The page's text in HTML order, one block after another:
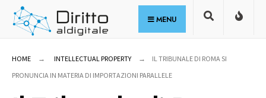
Skip
MENU
HOME INTELLECTUAL PROPERTY
IL TRIBUNALE DI ROMA SI
PRONUNCIA IN MATERIA DI IMPORTAZIONI PARALLELE